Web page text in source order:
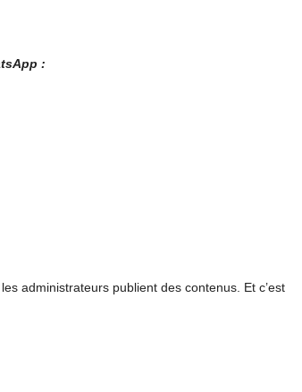
:
administrateurs publient des contenus. Et c’est